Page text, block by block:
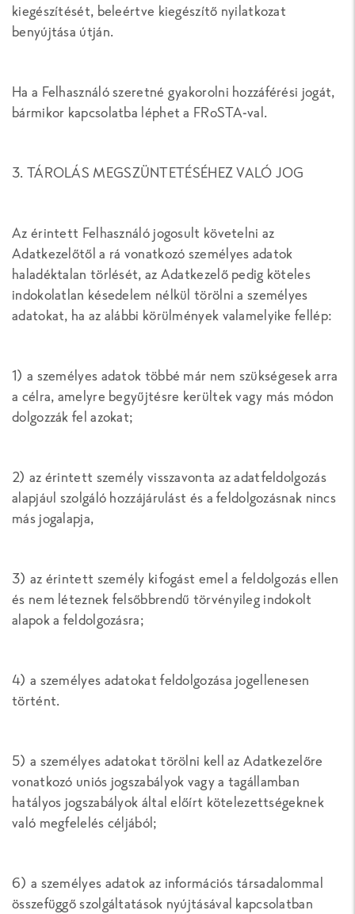
kiegészítését, beleértve kiegészítő nyilatkozat
benyújtása útján.
Ha a Felhasználó szeretné gyakorolni hozzáférési jogát,
bármikor kapcsolatba léphet a FRoSTA-val.
3. TÁROLÁS MEGSZÜNTETÉSÉHEZ VALÓ JOG
Az érintett Felhasználó jogosult követelni az
Adatkezelőtől a rá vonatkozó személyes adatok
haladéktalan törlését, az Adatkezelő pedig köteles
indokolatlan késedelem nélkül törölni a személyes
adatokat, ha az alábbi körülmények valamelyike fellép:
1) a személyes adatok többé már nem szükségesek arra
a célra, amelyre begyűjtésre kerültek vagy más módon
dolgozzák fel azokat;
2) az érintett személy visszavonta az adatfeldolgozás
alapjául szolgáló hozzájárulást és a feldolgozásnak nincs
más jogalapja,
3) az érintett személy kifogást emel a feldolgozás ellen
és nem léteznek felsőbbrendű törvényileg indokolt
alapok a feldolgozásra;
4) a személyes adatokat feldolgozása jogellenesen
történt.
5) a személyes adatokat törölni kell az Adatkezelőre
vonatkozó uniós jogszabályok vagy a tagállamban
hatályos jogszabályok által előírt kötelezettségeknek
való megfelelés céljából;
6) a személyes adatok az információs társadalommal
összefüggő szolgáltatások nyújtásával kapcsolatban